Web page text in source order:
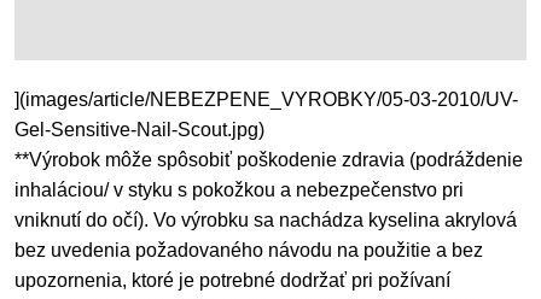
](images/article/NEBEZPENE_VYROBKY/05-03-2010/UV-
Gel-Sensitive-Nail-Scout.jpg)
**Výrobok môže spôsobiť poškodenie zdravia (podráždenie
inhaláciou/ v styku s pokožkou a nebezpečenstvo pri
vniknutí do očí). Vo výrobku sa nachádza kyselina akrylová
bez uvedenia požadovaného návodu na použitie a bez
upozornenia, ktoré je potrebné dodržať pri požívaní